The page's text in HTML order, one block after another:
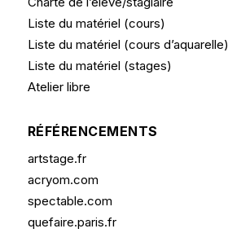
Liste du matériel (cours)
Liste du matériel (cours d’aquarelle)
Liste du matériel (stages)
Atelier libre
RÉFÉRENCEMENTS
artstage.fr
acryom.com
spectable.com
quefaire.paris.fr